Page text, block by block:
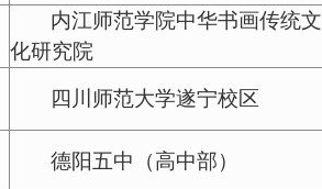
内江师范学院中华书画传统文
化研究院
四川师范大学遂宁校区
德阳五中（高中部）